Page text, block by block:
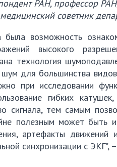
РАН, профессор
советник
была возможность
высокого
технология
для большинства
при исследовании
гибких
сигнала, тем самым
полезным может быть
артефакты
синхронизации с ЭКГ", –